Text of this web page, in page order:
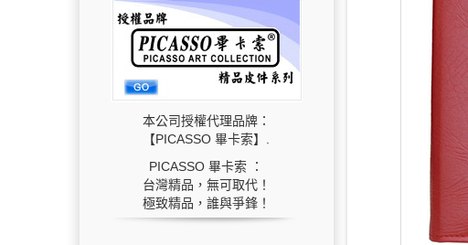
本公司授權代理品牌：
【PICASSO 畢卡索】.
PICASSO 畢卡索 ：
台灣精品，無可取代！
極致精品，誰與爭鋒！